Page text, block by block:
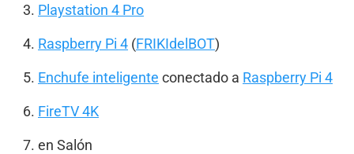
Playstation 4 Pro
Raspberry Pi 4 (FRIKIdelBOT)
Enchufe inteligente conectado a Raspberry Pi 4
FireTV 4K
en Salón